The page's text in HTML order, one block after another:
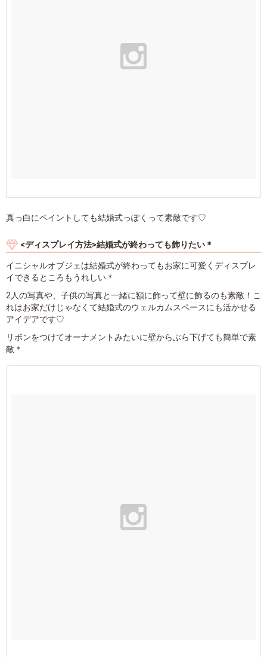
真っ白にペイントしても結婚式っぽくって素敵です♡
<ディスプレイ方法>結婚式が終わっても飾りたい＊
イニシャルオブジェは結婚式が終わってもお家に可愛くディスプレ
イできるところもうれしい＊
2人の写真や、子供の写真と一緒に額に飾って壁に飾るのも素敵！こ
れはお家だけじゃなくて結婚式のウェルカムスペースにも活かせる
アイデアです♡
リボンをつけてオーナメントみたいに壁からぶら下げても簡単で素
敵＊